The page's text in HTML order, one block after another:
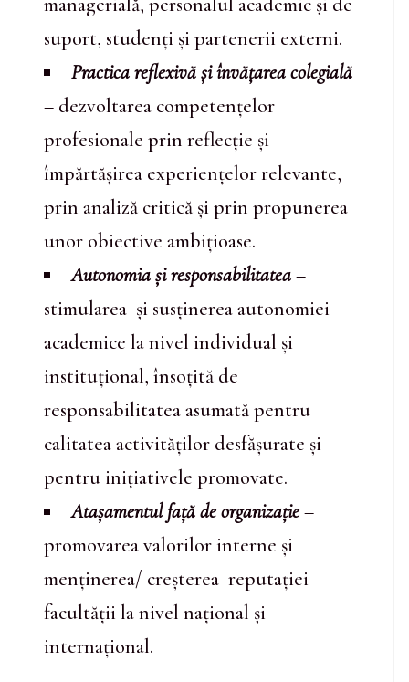
suport, studenți și partenerii externi.
Practica reflexivă și învățarea colegială
– dezvoltarea competențelor
profesionale prin reflecție și
împărtășirea experiențelor relevante,
prin analiză critică și prin propunerea
unor obiective ambițioase.
Autonomia și responsabilitatea–
stimularea și susținerea autonomiei
academice la nivel individual și
instituțional, însoțită de
responsabilitatea asumată pentru
calitatea activităților desfășurate și
pentru inițiativele promovate.
Atașamentul față de organizație–
promovarea valorilor interne și
menținerea/ creșterea reputației
facultății la nivel național și
internațional.